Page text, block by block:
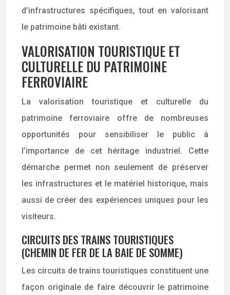
d’infrastructures spécifiques, tout en valorisant
le patrimoine bâti existant.
VALORISATION TOURISTIQUE ET
CULTURELLE DU PATRIMOINE
FERROVIAIRE
La valorisation touristique et culturelle du
patrimoine ferroviaire offre de nombreuses
opportunités pour sensibiliser le public à
l’importance de cet héritage industriel. Cette
démarche permet non seulement de préserver
les infrastructures et le matériel historique, mais
aussi de créer des expériences uniques pour les
visiteurs.
CIRCUITS DES TRAINS TOURISTIQUES
(CHEMIN DE FER DE LA BAIE DE SOMME)
Les circuits de trains touristiques constituent une
façon originale de faire découvrir le patrimoine